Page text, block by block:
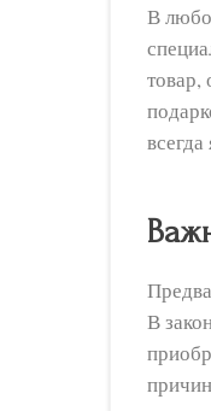
В
товар,
В